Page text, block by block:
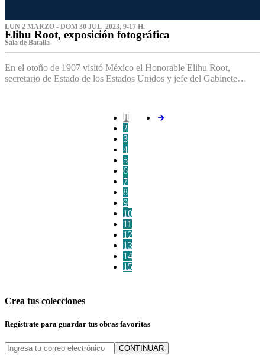
LUN 2 MARZO - DOM 30 JUL 2023, 9-17 H.
Elihu Root, exposición fotográfica
Sala de Batalla
En el otoño de 1907 visitó México el Honorable Elihu Root,
secretario de Estado de los Estados Unidos y jefe del Gabinete…
1
2
3
4
5
6
7
8
9
10
11
12
13
14
15
Crea tus colecciones
Regístrate para guardar tus obras favoritas
CONTINUAR